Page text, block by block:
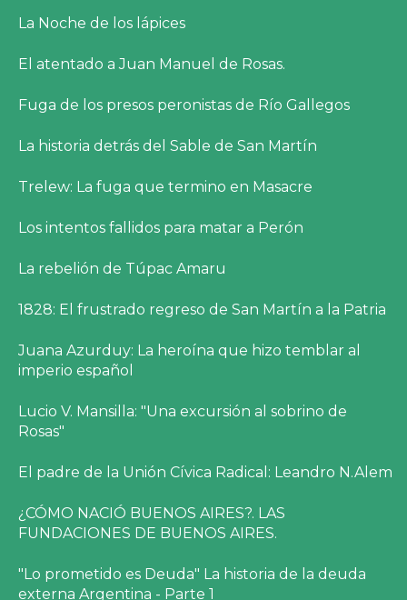
La Noche de los lápices
El atentado a Juan Manuel de Rosas.
Fuga de los presos peronistas de Río Gallegos
La historia detrás del Sable de San Martín
Trelew: La fuga que termino en Masacre
Los intentos fallidos para matar a Perón
La rebelión de Túpac Amaru
1828: El frustrado regreso de San Martín a la Patria
Juana Azurduy: La heroína que hizo temblar al
imperio español
Lucio V. Mansilla: "Una excursión al sobrino de
Rosas"
El padre de la Unión Cívica Radical: Leandro N.Alem
¿CÓMO NACIÓ BUENOS AIRES?. LAS
FUNDACIONES DE BUENOS AIRES.
"Lo prometido es Deuda" La historia de la deuda
externa Argentina - Parte 1